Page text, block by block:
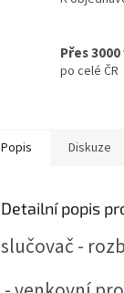
Přes
po celé ČR
Popis Diskuze
Detailní popis
slučovač -